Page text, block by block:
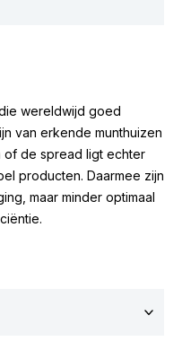
wereldwijd goed
van erkende munthuizen
of de spread ligt echter
producten. Daarmee zijn
maar minder optimaal